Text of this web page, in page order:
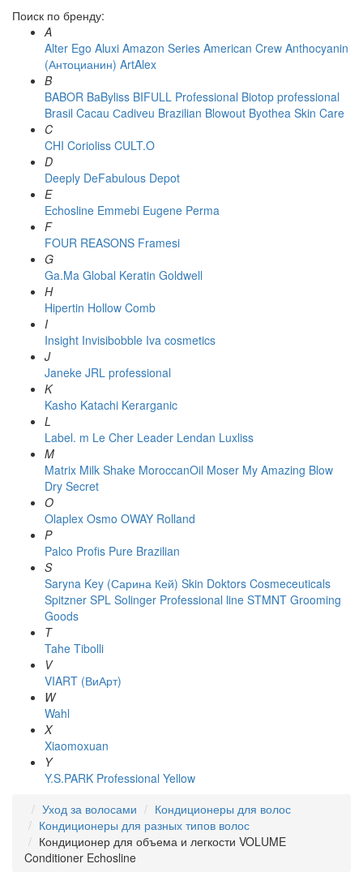
Поиск по бренду:
A
Alter Ego Aluxi Amazon Series American Crew Anthocyanin
(Антоцианин) ArtAlex
B
BABOR BaByliss BIFULL Professional Biotop professional
Brasil Cacau Сadiveu Brazilian Blowout Byothea Skin Care
C
CHI Corioliss CULT.O
D
Deeply DeFabulous Depot
E
Echosline Emmebi Eugene Perma
F
FOUR REASONS Framesi
G
Ga.Ma Global Keratin Goldwell
H
Hipertin Hollow Comb
I
Insight Invisibobble Iva cosmetics
J
Janeke JRL professional
K
Kasho Katachi Kerarganic
L
Label. m Le Cher Leader Lendan Luxliss
M
Matrix Milk Shake MoroccanOil Moser My Amazing Blow
Dry Secret
O
Olaplex Osmo OWAY Rolland
P
Palco Profis Pure Brazilian
S
Saryna Key (Сарина Кей) Skin Doktors Cosmeceuticals
Spitzner SPL Solinger Professional line STMNT Grooming
Goods
T
Tahe Tibolli
V
VIART (ВиАрт)
W
Wahl
X
Xiaomoxuan
Y
Y.S.PARK Professional Yellow
Уход за волосами
Кондиционеры для волос
Кондиционеры для разных типов волос
Кондиционер для объема и легкости VOLUME
Conditioner Echosline